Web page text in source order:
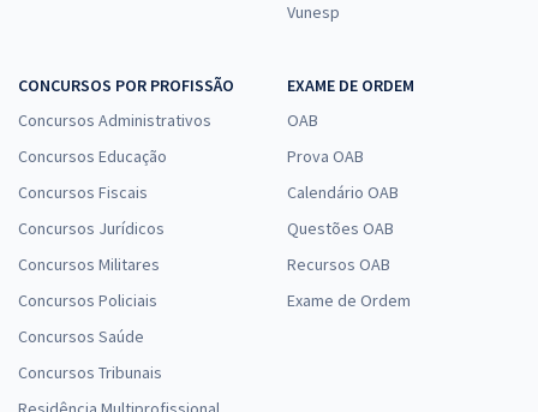
Vunesp
CONCURSOS POR PROFISSÃO
Concursos Administrativos
Concursos Educação
Concursos Fiscais
Concursos Jurídicos
Concursos Militares
Concursos Policiais
Concursos Saúde
Concursos Tribunais
EXAME DE ORDEM
OAB
Prova OAB
Calendário OAB
Questões OAB
Recursos OAB
Exame de Ordem